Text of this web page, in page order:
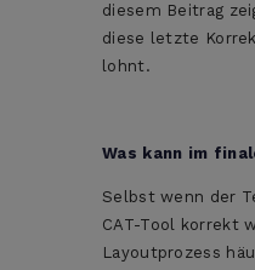
diesem Beitrag
diese letzte
lohnt.
Was kann im
Selbst wenn der
CAT-Tool korrekt
Layoutprozess